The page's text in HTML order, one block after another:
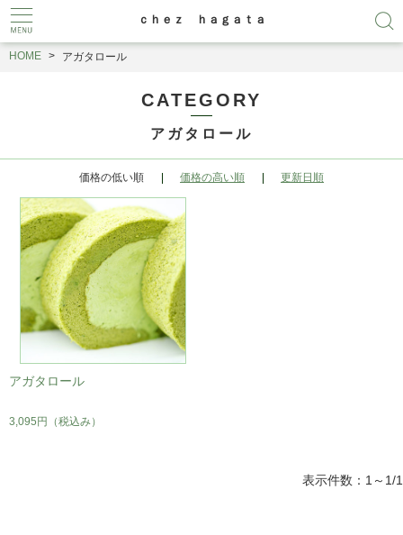
ｃｈｅｚ ｈａｇａｔａ
HOME アガタロール
CATEGORY
アガタロール
価格の低い順 価格の高い順 更新日順
アガタロール
3,095円 （税込み）
表示件数：1～1/1